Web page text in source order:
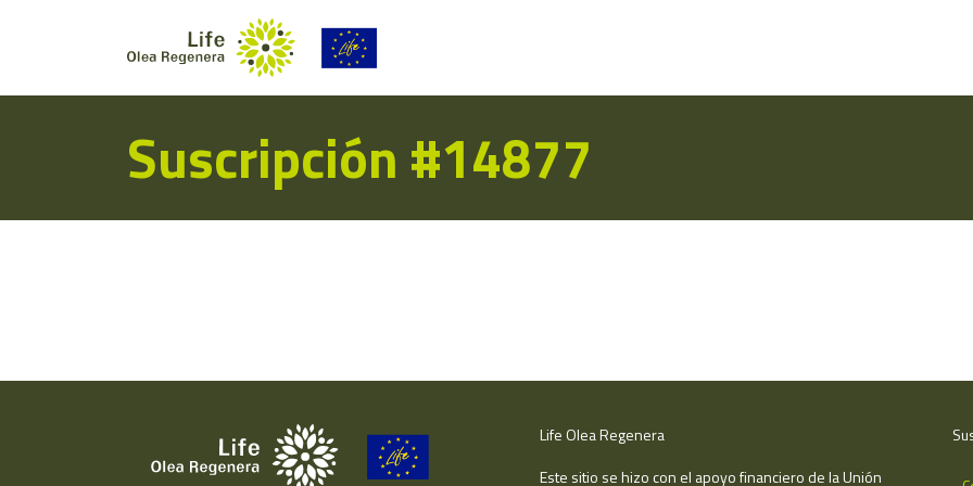
Suscripción #14877
Life Olea Regenera
Este sitio se hizo con el apoyo financiero de la Unión